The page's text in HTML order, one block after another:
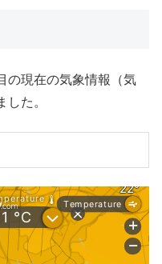
の現在の気象情報（気
た。